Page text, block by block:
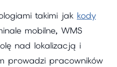
takimi jak kody
mobilne, WMS
nad lokalizacją i
prowadzi pracowników